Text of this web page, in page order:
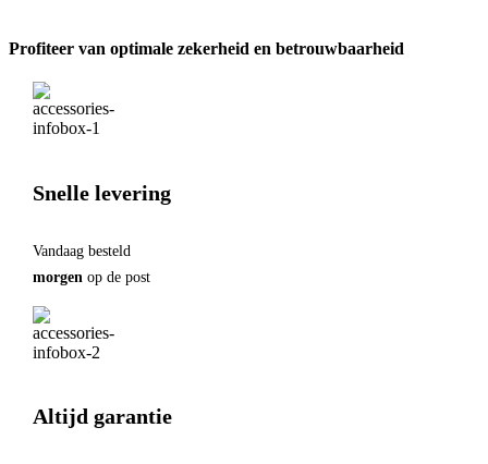
Zwart
Screenprotector
hoeveelheid
Profiteer van optimale zekerheid en betrouwbaarheid
Snelle levering
Vandaag besteld
morgen op de post
Altijd garantie